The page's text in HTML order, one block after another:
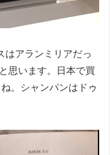
はアランミリアだっ
思います。日本で買
。シャンパンはドゥ